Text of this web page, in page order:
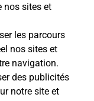
nos sites et
les parcours
nos sites et
navigation.
des publicités
notre site et
à 09h00